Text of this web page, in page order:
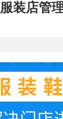
服装店管